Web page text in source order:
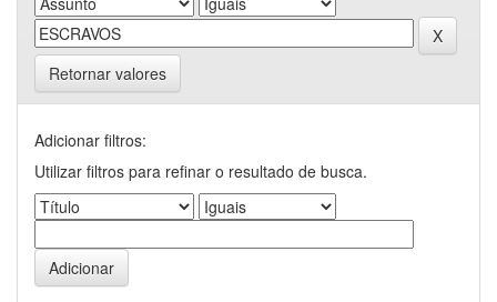
Retornar valores
Adicionar filtros:
Utilizar filtros para refinar o resultado de busca.